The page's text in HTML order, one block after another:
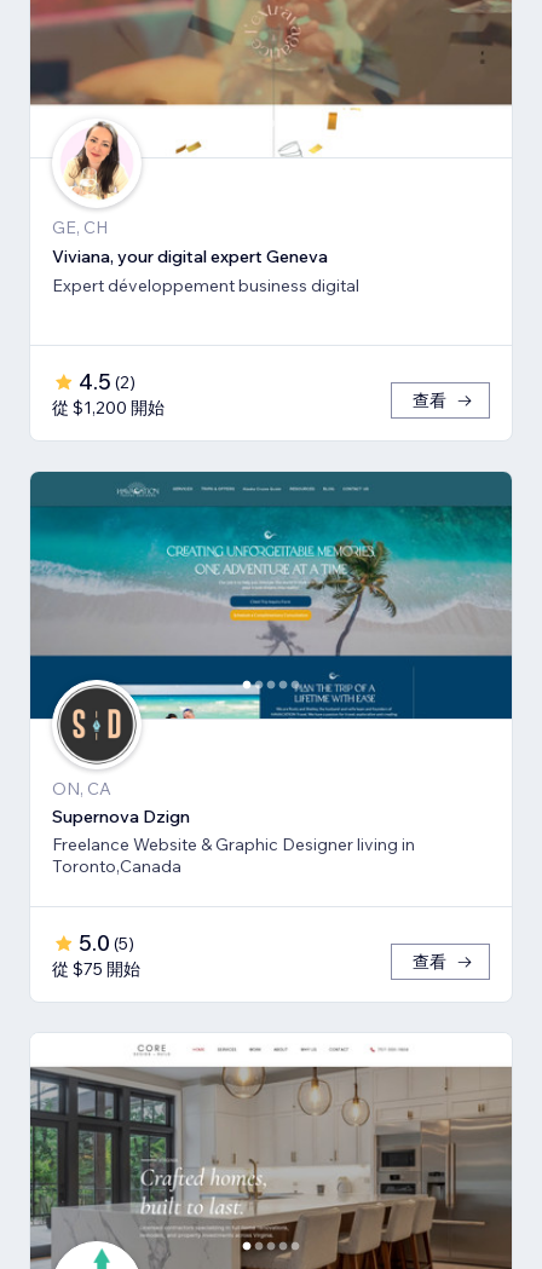
GE, CH
Viviana, your digital expert Geneva
Expert développement business digital
4.5 (2)
從 $1,200 開始
查看
ON, CA
Supernova Dzign
Freelance Website & Graphic Designer living in
Toronto,Canada
5.0 (5)
從 $75 開始
查看